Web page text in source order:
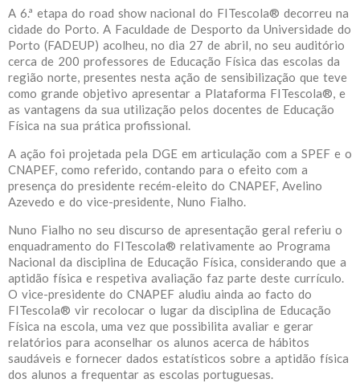
A 6.ª etapa do road show nacional do FITescola® decorreu na
cidade do Porto. A Faculdade de Desporto da Universidade do
Porto (FADEUP) acolheu, no dia 27 de abril, no seu auditório
cerca de 200 professores de Educação Física das escolas da
região norte, presentes nesta ação de sensibilização que teve
como grande objetivo apresentar a Plataforma FITescola®, e
as vantagens da sua utilização pelos docentes de Educação
Física na sua prática profissional.
A ação foi projetada pela DGE em articulação com a SPEF e o
CNAPEF, como referido, contando para o efeito com a
presença do presidente recém-eleito do CNAPEF, Avelino
Azevedo e do vice-presidente, Nuno Fialho.
Nuno Fialho no seu discurso de apresentação geral referiu o
enquadramento do FITescola® relativamente ao Programa
Nacional da disciplina de Educação Física, considerando que a
aptidão física e respetiva avaliação faz parte deste currículo.
O vice-presidente do CNAPEF aludiu ainda ao facto do
FITescola® vir recolocar o lugar da disciplina de Educação
Física na escola, uma vez que possibilita avaliar e gerar
relatórios para aconselhar os alunos acerca de hábitos
saudáveis e fornecer dados estatísticos sobre a aptidão física
dos alunos a frequentar as escolas portuguesas.